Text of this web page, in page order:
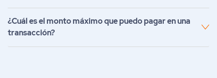
¿Cuál es el monto máximo que puedo pagar en una
transacción?